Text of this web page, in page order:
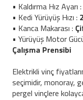
• Kaldırma Hız Ayarı :
• Kedi Yürüyüş Hızı :
• Kanca Makarası :
• Yürüyüş Motor
Çalışma Prensibi
Elektrikli vinç
seçimidir, monoray,
pergel vinçlere